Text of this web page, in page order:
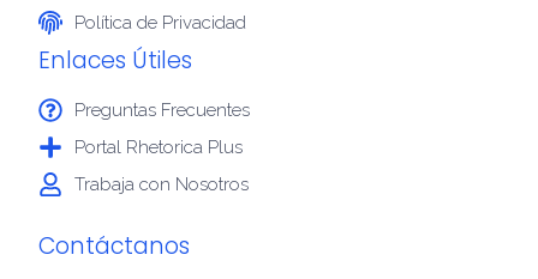
Política de Privacidad
Enlaces Útiles
Preguntas Frecuentes
Portal Rhetorica Plus
Trabaja con Nosotros
Contáctanos